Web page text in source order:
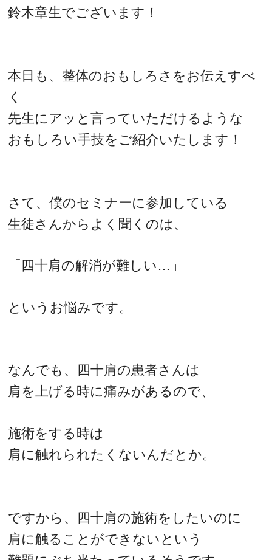
鈴木章生でございます！
本日も、整体のおもしろさをお伝えすべ
く
先生にアッと言っていただけるような
おもしろい手技をご紹介いたします！
さて、僕のセミナーに参加している
生徒さんからよく聞くのは、
「四十肩の解消が難しい…」
というお悩みです。
なんでも、四十肩の患者さんは
肩を上げる時に痛みがあるので、
施術をする時は
肩に触れられたくないんだとか。
ですから、四十肩の施術をしたいのに
肩に触ることができないという